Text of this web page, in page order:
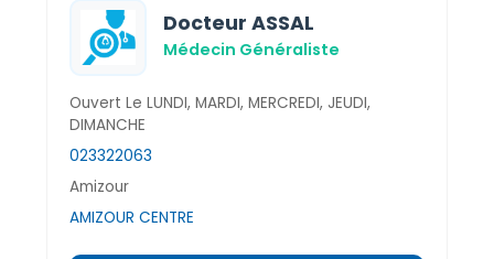
Docteur ASSAL
Médecin Généraliste
Ouvert Le LUNDI, MARDI, MERCREDI, JEUDI,
DIMANCHE
023322063
Amizour
AMIZOUR CENTRE